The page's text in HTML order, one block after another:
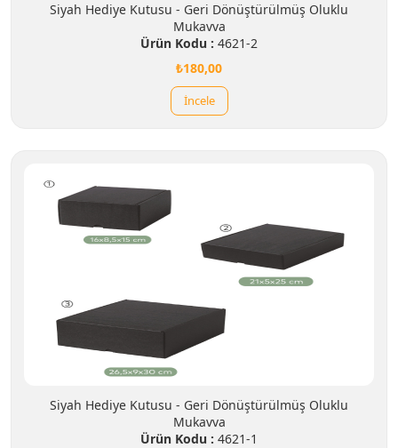
Siyah Hediye Kutusu - Geri Dönüştürülmüş Oluklu
Mukavva
Ürün Kodu : 4621-2
₺180,00
İncele
Siyah Hediye Kutusu - Geri Dönüştürülmüş Oluklu
Mukavva
Ürün Kodu : 4621-1